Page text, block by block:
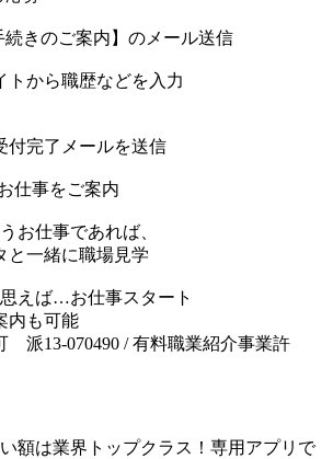
続きのご案内】のメール送信
トから職歴などを入力
完了メールを送信
仕事をご案内
お仕事であれば、
と一緒に職場見学
えば…お仕事スタート
内も可能
派13-070490 / 有料職業紹介事業許
額は業界トップクラス！専用アプリで